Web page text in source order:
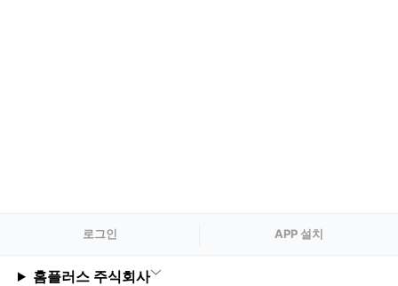
로그인 APP 설치
홈플러스 주식회사